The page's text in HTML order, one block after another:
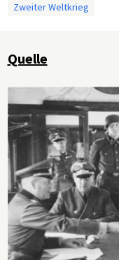
Zweiter Weltkrieg
Quelle